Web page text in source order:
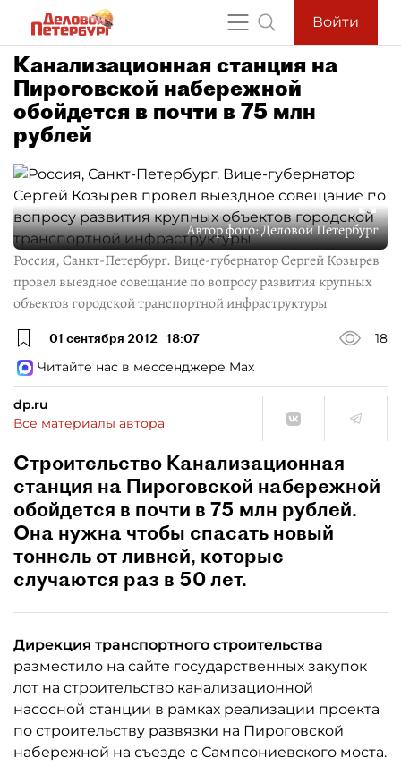
Войти
Канализационная станция на
Пироговской набережной
обойдется в почти в 75 млн
рублей
Автор фото:Деловой Петербург
Россия, Санкт-Петербург. Вице-губернатор Сергей Козырев
провел выездное совещание по вопросу развития крупных
объектов городской транспортной инфраструктуры
01 сентября 2012 18:07
18
Читайте нас в мессенджере Max
dp.ru
Все материалы автора
Строительство Канализационная
станция на Пироговской набережной
обойдется в почти в 75 млн рублей.
Она нужна чтобы спасать новый
тоннель от ливней, которые
случаются раз в 50 лет.
Дирекция транспортного строительства
разместило на сайте государственных закупок
лот на строительство канализационной
насосной станции в рамках реализации проекта
по строительству развязки на Пироговской
набережной на съезде с Сампсониевского моста.